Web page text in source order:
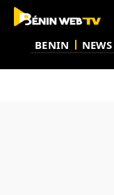
BENIN NEWS